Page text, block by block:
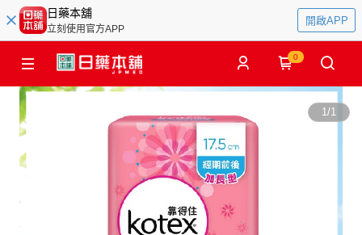
日藥本舖
立刻使用官方APP
開啟APP
0
1/1